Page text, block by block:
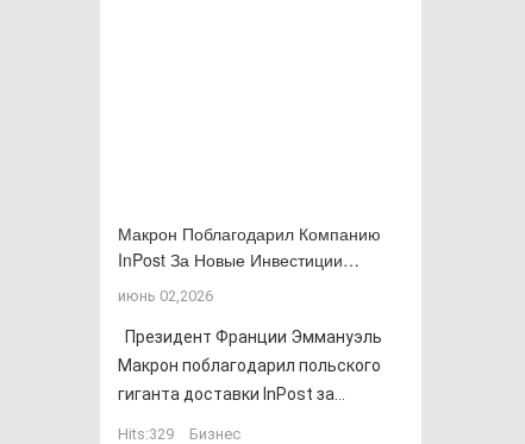
Макрон Поблагодарил Компанию
InPost За Новые Инвестиции…
июнь 02,2026
Президент Франции Эммануэль
Макрон поблагодарил польского
гиганта доставки InPost за...
Hits:329 Бизнес